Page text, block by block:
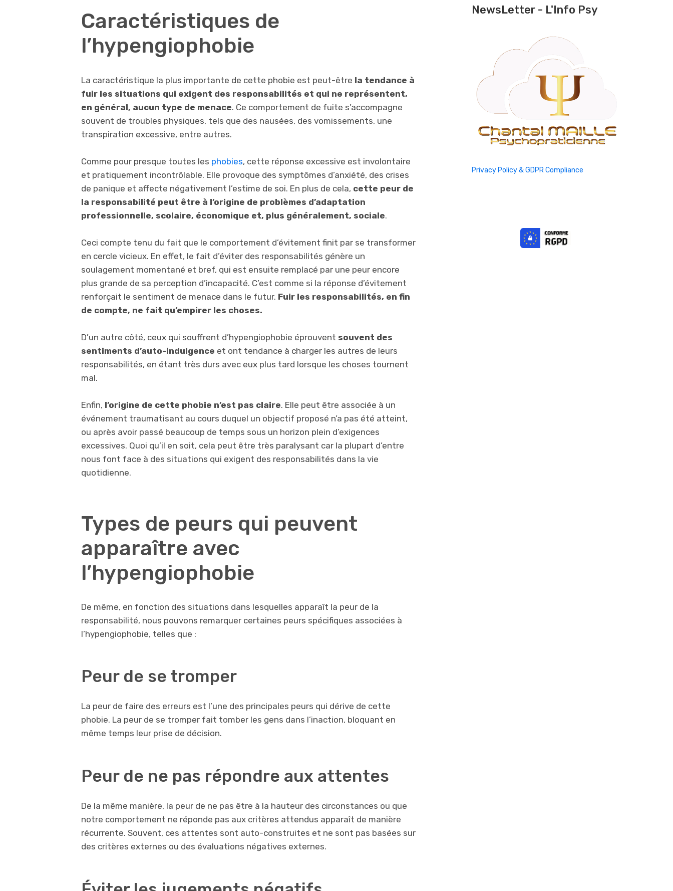
Caractéristiques de
l’hypengiophobie
La caractéristique la plus importante de cette phobie est peut-être la tendance à
fuir les situations qui exigent des responsabilités et qui ne représentent,
en général, aucun type de menace. Ce comportement de fuite s’accompagne
souvent de troubles physiques, tels que des nausées, des vomissements, une
transpiration excessive, entre autres.
Comme pour presque toutes les phobies, cette réponse excessive est involontaire
et pratiquement incontrôlable. Elle provoque des symptômes d’anxiété, des crises
de panique et affecte négativement l’estime de soi. En plus de cela, cette peur de
la responsabilité peut être à l’origine de problèmes d’adaptation
professionnelle, scolaire, économique et, plus généralement, sociale.
Ceci compte tenu du fait que le comportement d’évitement finit par se transformer
en cercle vicieux. En effet, le fait d’éviter des responsabilités génère un
soulagement momentané et bref, qui est ensuite remplacé par une peur encore
plus grande de sa perception d’incapacité. C’est comme si la réponse d’évitement
renforçait le sentiment de menace dans le futur. Fuir les responsabilités, en fin
de compte, ne fait qu’empirer les choses.
D’un autre côté, ceux qui souffrent d’hypengiophobie éprouvent souvent des
sentiments d’auto-indulgence et ont tendance à charger les autres de leurs
responsabilités, en étant très durs avec eux plus tard lorsque les choses tournent
mal.
Enfin, l’origine de cette phobie n’est pas claire. Elle peut être associée à un
événement traumatisant au cours duquel un objectif proposé n’a pas été atteint,
ou après avoir passé beaucoup de temps sous un horizon plein d’exigences
excessives. Quoi qu’il en soit, cela peut être très paralysant car la plupart d’entre
nous font face à des situations qui exigent des responsabilités dans la vie
quotidienne.
Types de peurs qui peuvent
apparaître avec
l’hypengiophobie
De même, en fonction des situations dans lesquelles apparaît la peur de la
responsabilité, nous pouvons remarquer certaines peurs spécifiques associées à
l’hypengiophobie, telles que :
Peur de se tromper
La peur de faire des erreurs est l’une des principales peurs qui dérive de cette
phobie. La peur de se tromper fait tomber les gens dans l’inaction, bloquant en
même temps leur prise de décision.
Peur de ne pas répondre aux attentes
De la même manière, la peur de ne pas être à la hauteur des circonstances ou que
notre comportement ne réponde pas aux critères attendus apparaît de manière
récurrente. Souvent, ces attentes sont auto-construites et ne sont pas basées sur
des critères externes ou des évaluations négatives externes.
NewsLetter - L'Info Psy
Privacy Policy & GDPR Compliance